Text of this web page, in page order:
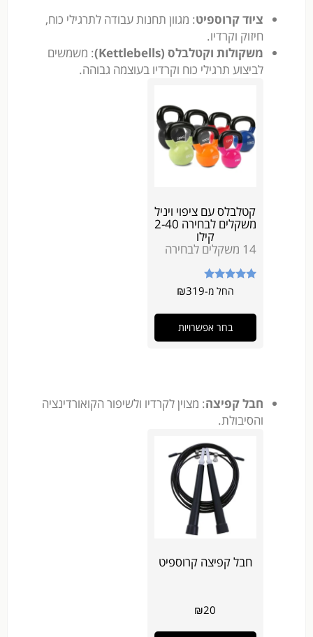
ציוד קרוספיט: מגוון תחנות עבודה לתרגילי כוח,
חיזוק וקרדיו.
משקולות וקטלבלס (Kettlebells)
: משמשים
לביצוע תרגילי כוח וקרדיו בעוצמה גבוהה.
קטלבלס עם ציפוי ויניל
משקלים לבחירה 2-40
קילו
14 משקלים לבחירה
החל מ- ₪319
בחר אפשרויות
חבל קפיצה: מצוין לקרדיו ולשיפור הקואורדינציה
והסיבולת.
חבל קפיצה קרוספיט
₪20